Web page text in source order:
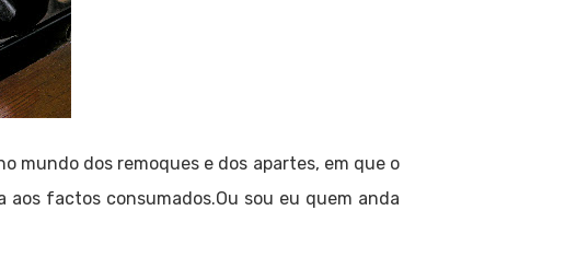
mundo dos remoques e dos apartes, em que o
factos consumados.Ou sou eu quem anda